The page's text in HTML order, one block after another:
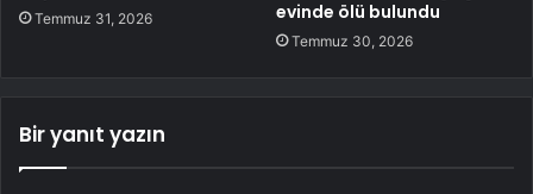
Temmuz 31, 2026
evinde ölü bulundu
Temmuz 30, 2026
Bir yanıt yazın